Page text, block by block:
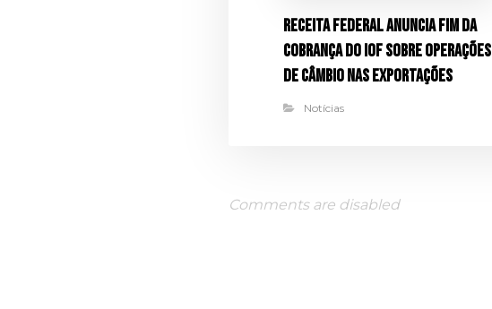
Receita Federal anuncia fim da
cobrança do IOF sobre operações
de câmbio nas exportações
Notícias
Comments are disabled